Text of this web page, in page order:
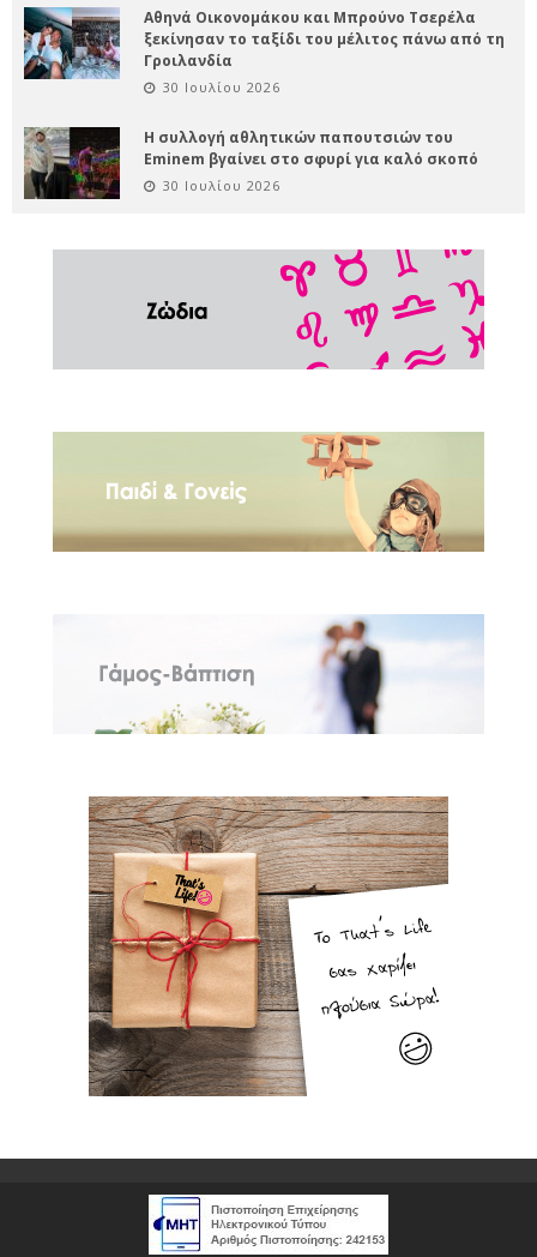
Αθηνά Οικονομάκου και Μπρούνο Τσερέλα
ξεκίνησαν το ταξίδι του μέλιτος πάνω από τη
Γροιλανδία
30 Ιουλίου 2026
Η συλλογή αθλητικών παπουτσιών του
Eminem βγαίνει στο σφυρί για καλό σκοπό
30 Ιουλίου 2026